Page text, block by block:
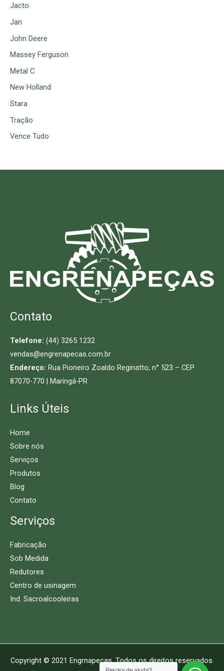
Jacto
Jan
John Deere
Massey Ferguson
Metal C
New Holland
Stara
Tração
Vence Tudo
Contato
Telefone: (44) 3265 1232
vendas@engrenapecas.com.br
Endereço: Rua Pioneiro Zoaldo Reginatto, n° 523 – CEP
87070-770 | Maringá-PR
Links Úteis
Home
Sobre nós
Serviços
Produtos
Blog
Contato
Serviços
Fabricação
Sob Medida
Redutores
Centro de usinagem
Ind. Sacroalcooleiras
Copyright © 2021 Engrnapeças. Todos os direitos reservados.